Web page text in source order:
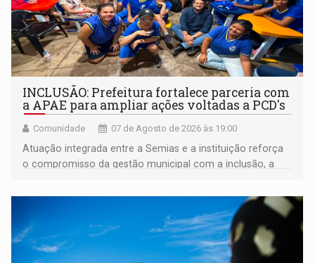
INCLUSÃO: Prefeitura fortalece parceria com
a APAE para ampliar ações voltadas a PCD's
Comunidade 07 de Agosto de 2026 às 19:00
Atuação integrada entre a Semias e a instituição reforça
o compromisso da gestão municipal com a inclusão, a